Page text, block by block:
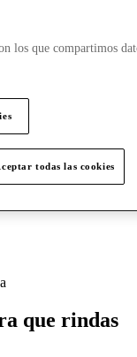
que rindas
los que compartimos
todas las cookies